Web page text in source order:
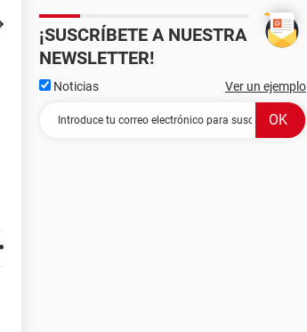
¡SUSCRÍBETE A NUESTRA
NEWSLETTER!
Noticias Ver un ejemplo